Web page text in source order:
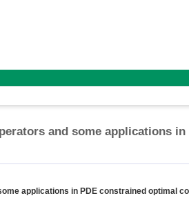
and some applications
applications in PDE constrained optimal